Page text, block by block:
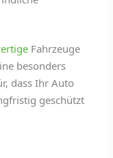
Fahrzeuge
besonders
dass Ihr Auto
geschützt